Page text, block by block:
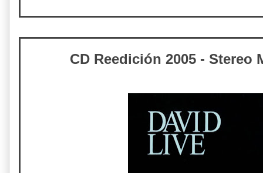
CD Reedición 2005 -